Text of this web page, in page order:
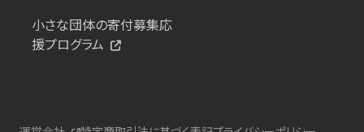
小さな団体の寄付募集応
援プログラム